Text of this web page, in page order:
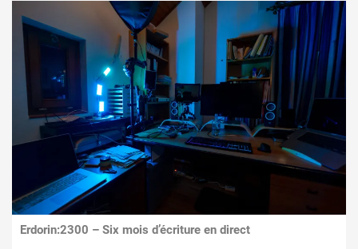
Erdorin:2300 – Six mois d’écriture en direct